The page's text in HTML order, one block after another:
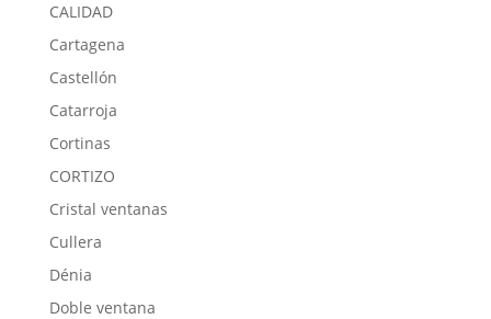
CALIDAD
Cartagena
Castellón
Catarroja
Cortinas
CORTIZO
Cristal ventanas
Cullera
Dénia
Doble ventana